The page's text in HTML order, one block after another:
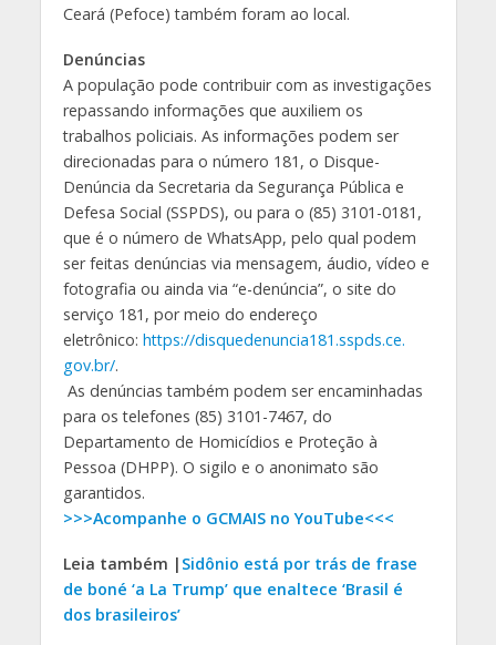
Ceará (Pefoce) também foram ao local.
Denúncias
A população pode contribuir com as investigações
repassando informações que auxiliem os
trabalhos policiais. As informações podem ser
direcionadas para o número 181, o Disque-
Denúncia da Secretaria da Segurança Pública e
Defesa Social (SSPDS), ou para o (85) 3101-0181,
que é o número de WhatsApp, pelo qual podem
ser feitas denúncias via mensagem, áudio, vídeo e
fotografia ou ainda via “e-denúncia”, o site do
serviço 181, por meio do endereço
eletrônico: https://disquedenuncia181.sspds.ce.
gov.br/.
As denúncias também podem ser encaminhadas
para os telefones (85) 3101-7467, do
Departamento de Homicídios e Proteção à
Pessoa (DHPP). O sigilo e o anonimato são
garantidos.
>>>Acompanhe o GCMAIS no YouTube<<<
Leia também | Sidônio está por trás de frase
de boné ‘a La Trump’ que enaltece ‘Brasil é
dos brasileiros’